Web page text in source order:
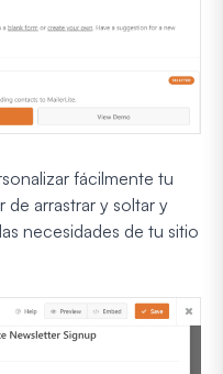
fácilmente tu
arrastrar y soltar y
necesidades de tu sitio